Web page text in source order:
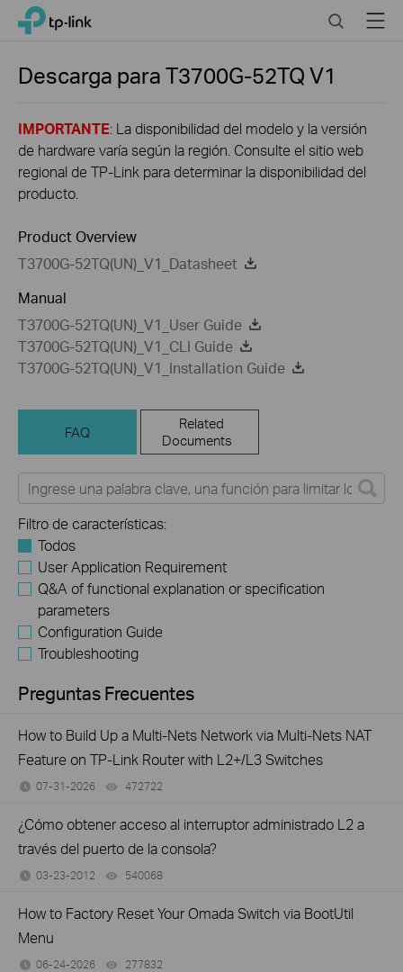
Click
navigation
TP-Link, Reliably Smart SearchMenu
Descarga paraT3700G-52TQV1
IMPORTANTE: La disponibilidad del modelo y la versión
de hardware varía según la región. Consulte el sitio web
regional de TP-Link para determinar la disponibilidad del
producto.
Product Overview
T3700G-52TQ(UN)_V1_Datasheet
Manual
T3700G-52TQ(UN)_V1_User Guide
T3700G-52TQ(UN)_V1_CLI Guide
T3700G-52TQ(UN)_V1_Installation Guide
FAQ
Related
Documents
Filtro de características:
Todos
User Application Requirement
Q&A of functional explanation or specification
parameters
Configuration Guide
Troubleshooting
Preguntas Frecuentes
How to Build Up a Multi-Nets Network via Multi-Nets NAT
Feature on TP-Link Router with L2+/L3 Switches
07-31-2026 472722
¿Cómo obtener acceso al interruptor administrado L2 a
través del puerto de la consola?
03-23-2012 540068
How to Factory Reset Your Omada Switch via BootUtil
Menu
06-24-2026 277832